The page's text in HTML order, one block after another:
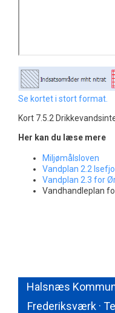
Se kortet i stort format.
Kort 7.5.2
Her kan du læse mere
Miljømålsloven
Vandplan 2.2
Vandplan 2.3 for
Vandhandleplan
Halsnæs
Frederiksværk ·